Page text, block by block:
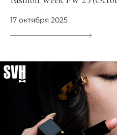
17 октября 2025